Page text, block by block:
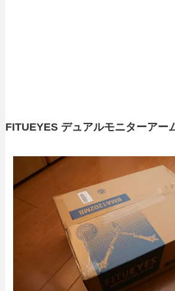
FITUEYES デュアルモニターアー